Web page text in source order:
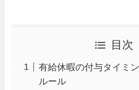
目次
有給休暇の付与タイミ
ルール